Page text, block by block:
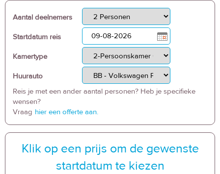
Aantal deelnemers
Startdatum reis
Kamertype
Huurauto
Reis je met een ander aantal personen? Heb je specifieke
wensen?
Vraag hier een offerte aan.
Klik op een prijs om de gewenste
startdatum te kiezen